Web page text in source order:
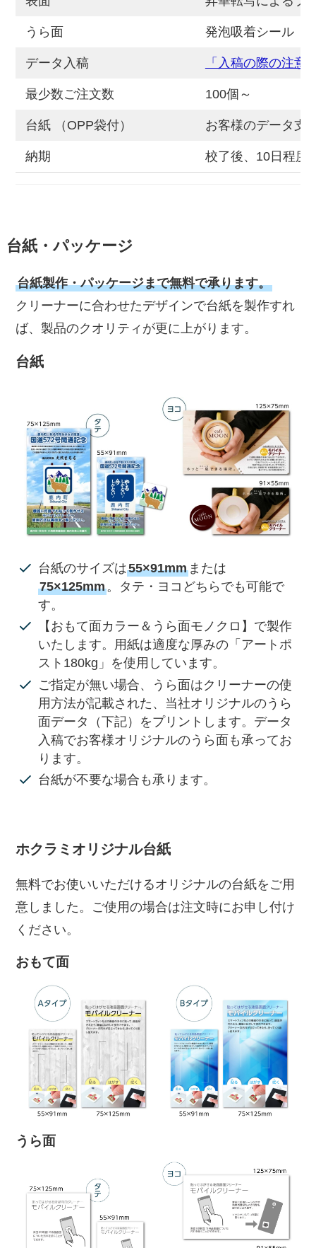
うら面 発泡吸着シール
データ入稿 「入稿の際の注意
最少数ご注文数 100個～
台紙 （OPP袋付） お客様のデータ支
納期 校了後、10日程度
台紙・パッケージ
台紙製作・パッケージまで無料で承ります。
クリーナーに合わせたデザインで台紙を製作すれ
ば、製品のクオリティが更に上がります。
台紙
台紙のサイズは55×91mmまたは
75×125mm。タテ・ヨコどちらでも可能で
す。
【おもて面カラー＆うら面モノクロ】で製作
いたします。用紙は適度な厚みの「アートポ
スト180kg」を使用しています。
ご指定が無い場合、うら面はクリーナーの使
用方法が記載された、当社オリジナルのうら
面データ（下記）をプリントします。データ
入稿でお客様オリジナルのうら面も承ってお
ります。
台紙が不要な場合も承ります。
ホクラミオリジナル台紙
無料でお使いいただけるオリジナルの台紙をご用
意しました。ご使用の場合は注文時にお申し付け
ください。
おもて面
うら面